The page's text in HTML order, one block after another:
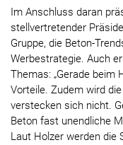
Im Anschluss daran
stellvertretender
Gruppe, die Beton-
Werbestrategie. Auch
Themas: „Gerade beim
Vorteile. Zudem wird
verstecken sich nicht.
Beton fast unendliche
Laut Holzer werden die